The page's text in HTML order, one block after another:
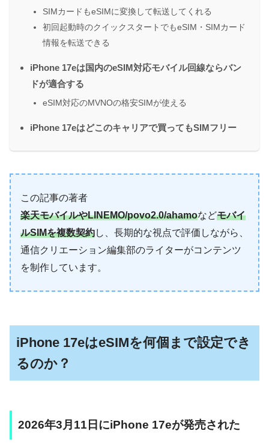
SIMカードもeSIMに変換して転送してくれる
初回起動時のクイックスタートでもeSIM・SIMカード
情報を転送できる
iPhone 17eは国内のeSIM対応モバイル回線ならバン
ドが適合する
eSIM対応のMVNOの格安SIMが使える
iPhone 17eはどこのキャリアで買ってもSIMフリー
この記事の著者
楽天モバイルやLINEMO/povo2.0/ahamoなどモバイ
ルSIMを複数契約し、長期的な視点で評価しながら、
通信クリエーション編集部のライターがコンテンツ
を制作しています。
iPhone 17eはeSIMを何個まで設定でき
るのか？
2026年3月11日にiPhone 17eが発売された